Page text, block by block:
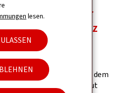
lesen.
Aufhebung der
Rot und Bilanz
18. Februar
trat um 17:30 Uhr, unter dem
Taina Bofferding, erneut